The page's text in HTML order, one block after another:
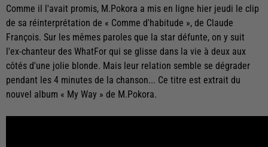
Comme il l'avait promis, M.Pokora a mis en ligne hier jeudi le clip
de sa réinterprétation de « Comme d'habitude », de Claude
François. Sur les mêmes paroles que la star défunte, on y suit
l'ex-chanteur des WhatFor qui se glisse dans la vie à deux aux
côtés d'une jolie blonde. Mais leur relation semble se dégrader
pendant les 4 minutes de la chanson... Ce titre est extrait du
nouvel album « My Way » de M.Pokora.